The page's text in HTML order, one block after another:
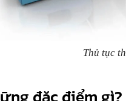
Thủ tục